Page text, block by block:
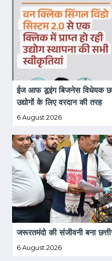
ईज आफ डूइंग बिजनेस विधेयक
उद्योगों के लिए वरदान की तरह
6 August 2026
जरूरतमंदो की संजीवनी बना
6 August 2026